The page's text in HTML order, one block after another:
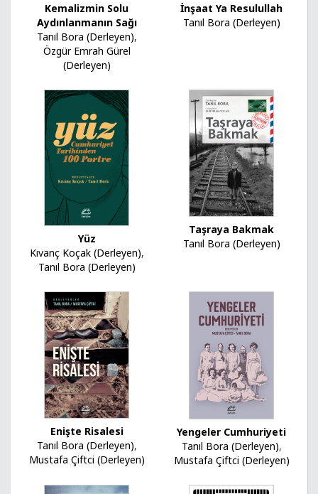
Kemalizmin Solu
Aydınlanmanın Sağı
Tanıl Bora (Derleyen),
Özgür Emrah Gürel
(Derleyen)
İnşaat Ya Resulullah
Tanıl Bora (Derleyen)
Yüz
Kıvanç Koçak (Derleyen),
Tanıl Bora (Derleyen)
Taşraya Bakmak
Tanıl Bora (Derleyen)
Enişte Risalesi
Tanıl Bora (Derleyen),
Mustafa Çiftci (Derleyen)
Yengeler Cumhuriyeti
Tanıl Bora (Derleyen),
Mustafa Çiftci (Derleyen)